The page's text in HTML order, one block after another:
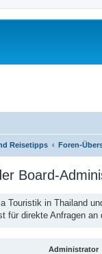
Reisetipps Foren-
Board-
Touristik in Thailand
für direkte Anfragen
Administrator